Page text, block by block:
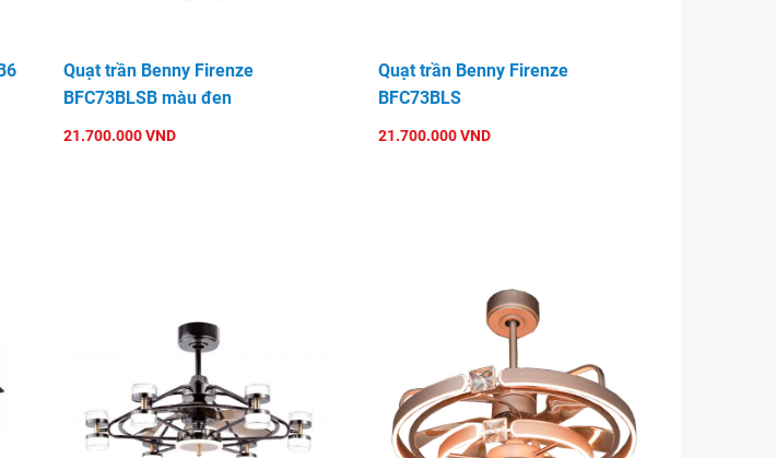
Quạt trần Benny Firenze
BFC73BLSB màu đen
21.700.000 VND
Quạt trần Benny Firenze
BFC73BLS
21.700.000 VND